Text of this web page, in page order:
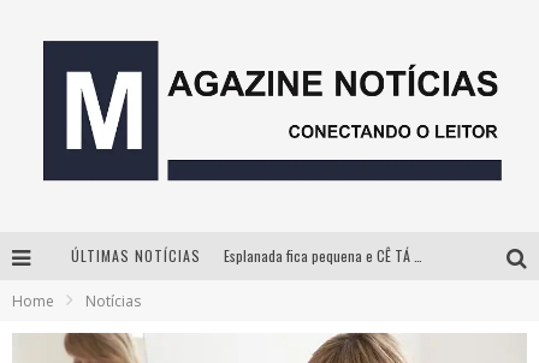
ÚLTIMAS NOTÍCIAS
Home Notícias